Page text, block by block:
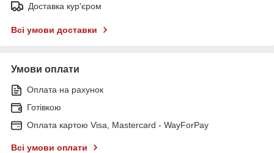
Доставка кур'єром
Всі умови доставки
Умови оплати
Оплата на рахунок
Готівкою
Оплата картою Visa, Mastercard - WayForPay
Всі умови оплати